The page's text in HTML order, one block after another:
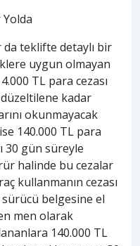
teklifte detaylı bir
uygun olmayan
TL para cezası
kadar
okunmayacak
140.000 TL para
30 gün süreyle
halinde bu cezalar
kullanmanın cezası
sürücü belgesine el
men olarak
140.000 TL